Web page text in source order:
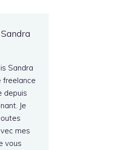
Sandra
freelance
depuis
Je
mes
vous